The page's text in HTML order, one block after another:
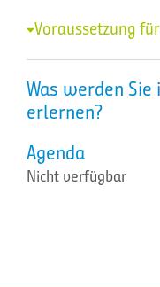
Voraussetzung
Was werden Sie
erlernen?
Agenda
Nicht verfügbar